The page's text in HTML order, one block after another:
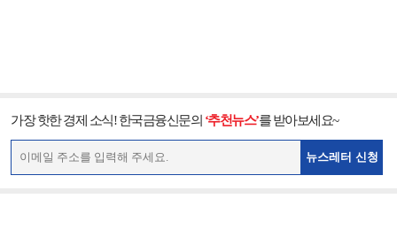
가장 핫한 경제 소식! 한국금융신문의 ‘추천뉴스’를 받아보세요~
뉴스레터 신청